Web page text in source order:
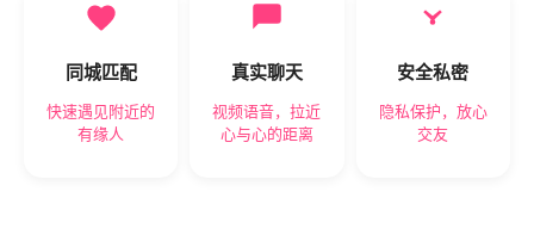
同城匹配
快速遇见附近的
有缘人
真实聊天
视频语音，拉近
心与心的距离
安全私密
隐私保护，放心
交友